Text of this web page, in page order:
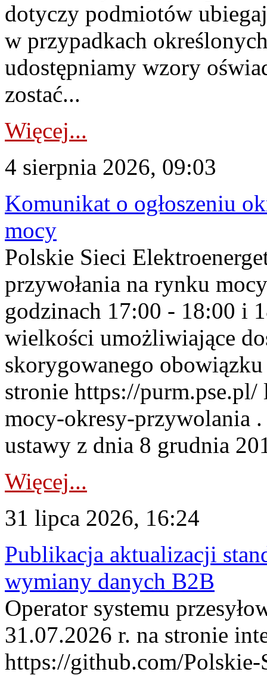
dotyczy podmiotów
w przypadkach
udostępniamy wzory
zostać...
Więcej...
4 sierpnia 2026, 09:03
Komunikat o ogłoszeniu
mocy
Polskie Sieci
przywołania na rynku
godzinach 17:00 - 18:00 i
wielkości umożliwiające
skorygowanego
stronie https://
mocy-okresy-przywolania
ustawy z dnia 8 grudnia
Więcej...
31 lipca 2026, 16:24
Publikacja aktualizacji
wymiany danych B2B
Operator systemu
31.07.2026 r. na stronie
https://github.com/Polskie-